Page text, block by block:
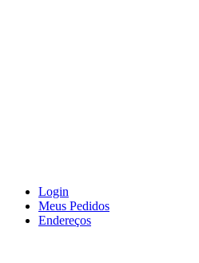
Login
Meus Pedidos
Endereços